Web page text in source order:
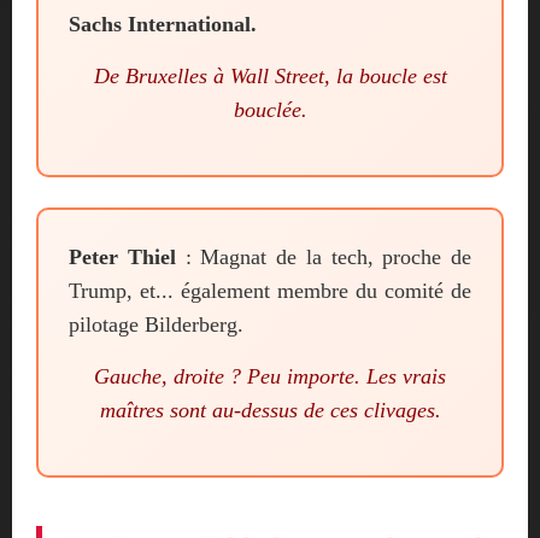
Sachs International.
De Bruxelles à Wall Street, la boucle est
bouclée.
Peter Thiel : Magnat de la tech, proche de
Trump, et... également membre du comité de
pilotage Bilderberg.
Gauche, droite ? Peu importe. Les vrais
maîtres sont au-dessus de ces clivages.